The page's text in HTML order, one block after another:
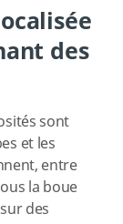
des
sont
et les
entre
la boue
des